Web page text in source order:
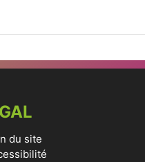
du site